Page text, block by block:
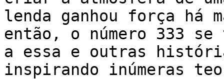
lenda ganhou força há
então, o número 333 se
a essa e outras
inspirando inúmeras